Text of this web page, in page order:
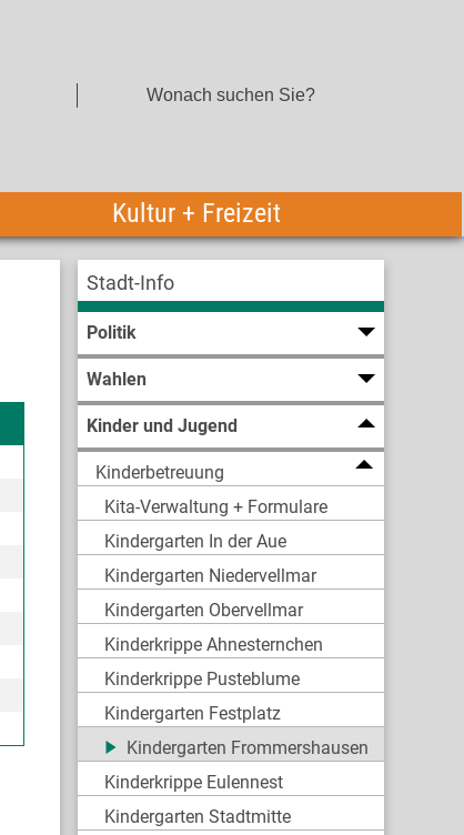
Kultur + Freizeit
Stadt-Info
Politik
Wahlen
Kinder und Jugend
Kinderbetreuung
Kita-Verwaltung + Formulare
Kindergarten In der Aue
Kindergarten Niedervellmar
Kindergarten Obervellmar
Kinderkrippe Ahnesternchen
Kinderkrippe Pusteblume
Kindergarten Festplatz
Kindergarten Frommershausen
Kinderkrippe Eulennest
Kindergarten Stadtmitte